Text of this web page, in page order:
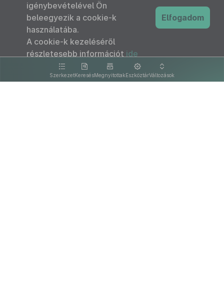
SzerkezetKeresésMegnyitottakEszköztárVáltozások
igénybevételével Ön
beleegyezik a cookie-k
használatába.
A cookie-k kezeléséről
részletesebb információt ide
kattintva olvashat.
Elfogadom